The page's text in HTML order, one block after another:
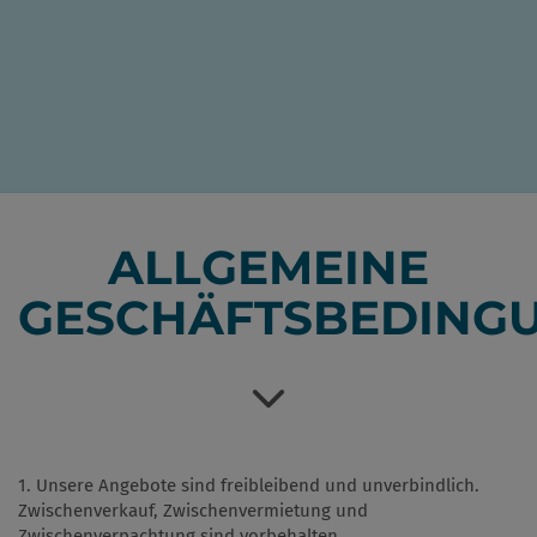
ALLGEMEINE
1. Unsere Angebote sind freibleibend und unverbindlich.
Zwischenverkauf, Zwischenvermietung und